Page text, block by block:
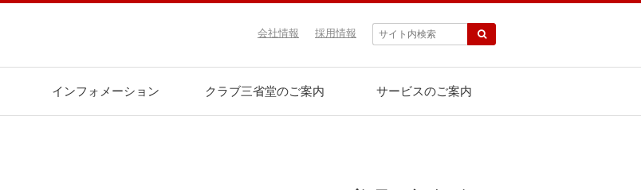
採用情報
会社情報
インフォメーション クラブ三省堂のご案内 サービスのご案内